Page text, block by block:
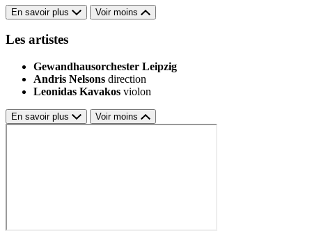
En savoir plus Voir moins
Les artistes
Gewandhausorchester Leipzig
Andris Nelsons direction
Leonidas Kavakos violon
En savoir plus Voir moins